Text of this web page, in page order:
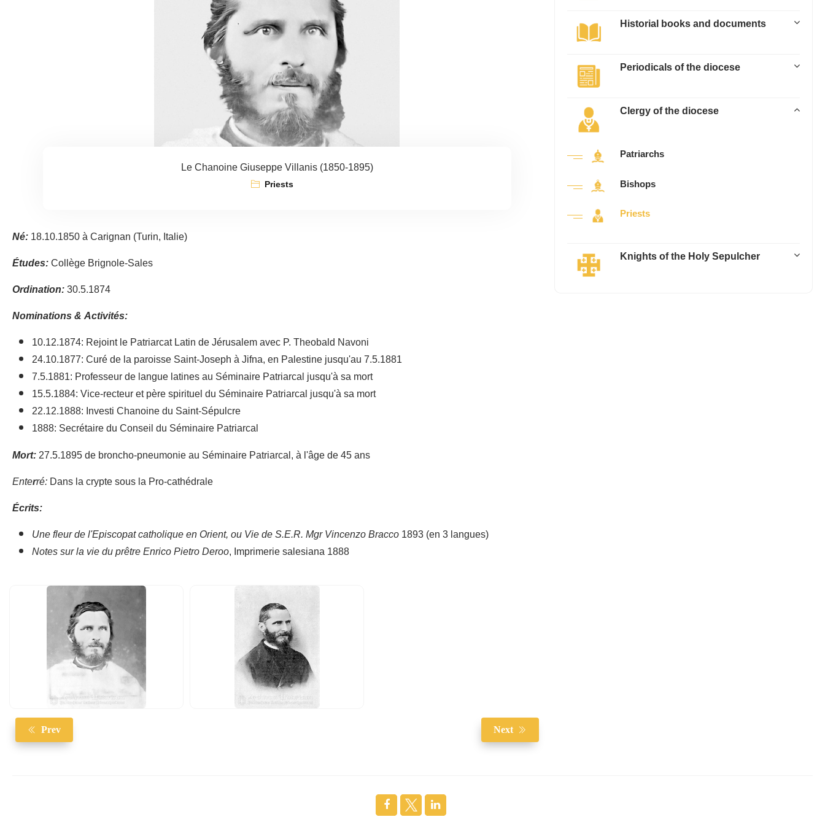
Le Chanoine Giuseppe Villanis (1850-1895)
Priests
Né:18.10.1850 à Carignan (Turin, Italie)
Études:Collège Brignole-Sales
Ordination:30.5.1874
Nominations & Activités:
10.12.1874: Rejoint le Patriarcat Latin de Jérusalem avec P. Theobald Navoni
24.10.1877: Curé de la paroisse Saint-Joseph à Jifna, en Palestine jusqu'au 7.5.1881
7.5.1881: Professeur de langue latines au Séminaire Patriarcal jusqu'à sa mort
15.5.1884: Vice-recteur et père spirituel du Séminaire Patriarcal jusqu'à sa mort
22.12.1888: Investi Chanoine du Saint-Sépulcre
1888: Secrétaire du Conseil du Séminaire Patriarcal
Mort:27.5.1895 de broncho-pneumonie au Séminaire Patriarcal, à l'âge de 45 ans
Enterré:Dans la crypte sous la Pro-cathédrale
Écrits:
Une fleur de l'Episcopat catholique en Orient, ou Vie de S.E.R. Mgr Vincenzo Bracco1893 (en 3 langues)
Notes sur la vie du prêtre Enrico Pietro Deroo, Imprimerie salesiana 1888
Prev Next
Historial books and documents
Periodicals of the diocese
Clergy of the diocese
Patriarchs
Bishops
Priests
Knights of the Holy Sepulcher